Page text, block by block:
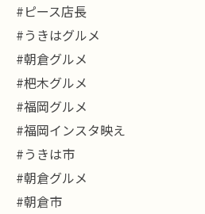
#ピース店長
#うきはグルメ
#朝倉グルメ
#杷木グルメ
#福岡グルメ
#福岡インスタ映え
#うきは市
#朝倉グルメ
#朝倉市